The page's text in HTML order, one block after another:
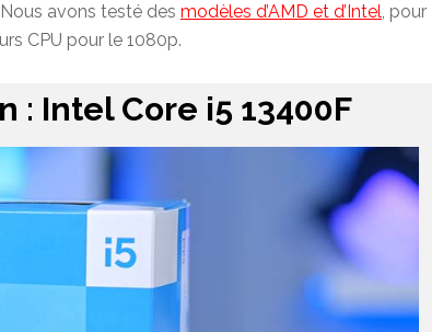
avons testé des modèles d’AMD et d’Intel, pour
CPU pour le 1080p.
Intel Core i5 13400F